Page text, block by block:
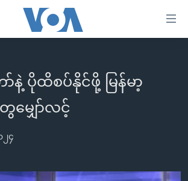
တခု အလွန်
ပိုထိစပ်နိုင်ဖို့ မြန်မာ့
မျှော်လင့်
၂၄